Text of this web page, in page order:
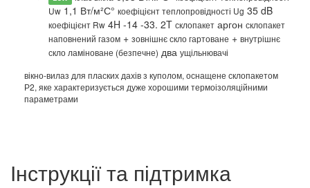
Uw 1,1 Вт/м²С° коефіцієнт теплопровідності Ug 35 dB
коефіцієнт Rw 4H -14 -33. 2T склопакет аргон склопакет
наповнений газом + зовнішнє скло гартоване + внутрішнє
скло ламіноване (безпечне) два ущільнювачі
вікно-вилаз для пласких дахів з куполом, оснащене склопакетом
Р2, яке характеризується дуже хорошими термоізоляційними
параметрами
Інструкції та підтримка